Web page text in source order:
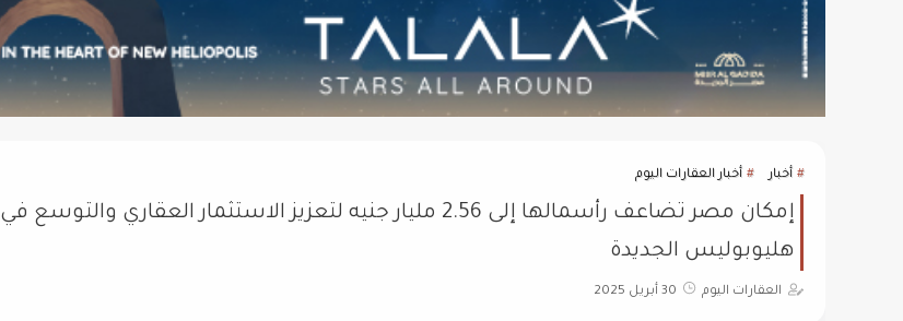
أخبار أخبار العقارات اليوم
إمكان مصر تضاعف رأسمالها إلى 2.56 مليار جنيه لتعزيز الاستثمار العقاري والتوسع في
هليوبوليس الجديدة
العقارات اليوم 30 أبريل 2025